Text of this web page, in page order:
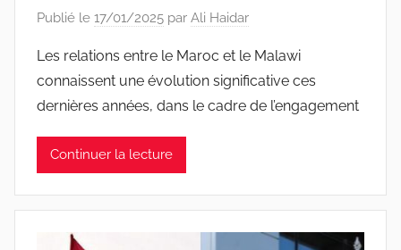
Publié le 17/01/2025 par Ali Haidar
Les relations entre le Maroc et le Malawi
connaissent une évolution significative ces
dernières années, dans le cadre de l’engagement
Continuer la lecture